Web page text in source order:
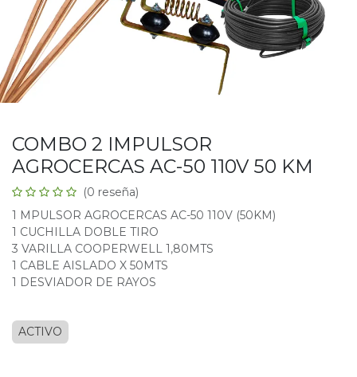
COMBO 2 IMPULSOR
AGROCERCAS AC-50 110V 50 KM
(0 reseña)
1 MPULSOR AGROCERCAS AC-50 110V (50KM)
1 CUCHILLA DOBLE TIRO
3 VARILLA COOPERWELL 1,80MTS
1 CABLE AISLADO X 50MTS
1 DESVIADOR DE RAYOS
ACTIVO